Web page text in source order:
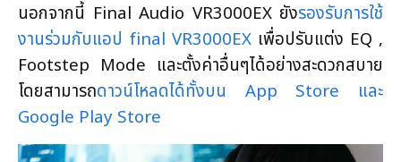
นอกจากนี้ Final Audio VR3000EX ยังรองรับการใช้
งานร่วมกับแอป final VR3000EX เพื่อปรับแต่ง EQ ,
Footstep Mode และตั้งค่าอื่นๆได้อย่างสะดวกสบาย
โดยสามารถดาวน์โหลดได้ทั้งบน App Store และ
Google Play Store